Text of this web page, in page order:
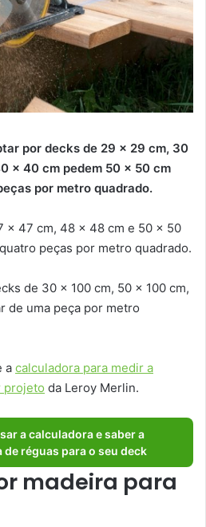
por decks de 29 x 29 cm, 30
x 40 cm pedem 50 x 50 cm
por metro quadrado.
x 47 cm, 48 x 48 cm e 50 x 50
peças por metro quadrado.
de 30 x 100 cm, 50 x 100 cm,
de uma peça por metro
a calculadora para medir a
projeto da Leroy Merlin.
a calculadora e saber a
réguas para o seu deck
madeira para